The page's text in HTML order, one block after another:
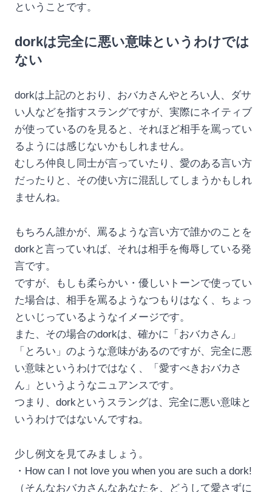
ということです。
dorkは完全に悪い意味というわけでは
ない
dorkは上記のとおり、おバカさんやとろい人、ダサ
い人などを指すスラングですが、実際にネイティブ
が使っているのを見ると、それほど相手を罵ってい
るようには感じないかもしれません。
むしろ仲良し同士が言っていたり、愛のある言い方
だったりと、その使い方に混乱してしまうかもしれ
ませんね。
もちろん誰かが、罵るような言い方で誰かのことを
dorkと言っていれば、それは相手を侮辱している発
言です。
ですが、もしも柔らかい・優しいトーンで使ってい
た場合は、相手を罵るようなつもりはなく、ちょっ
といじっているようなイメージです。
また、その場合のdorkは、確かに「おバカさん」
「とろい」のような意味があるのですが、完全に悪
い意味というわけではなく、「愛すべきおバカさ
ん」というようなニュアンスです。
つまり、dorkというスラングは、完全に悪い意味と
いうわけではないんですね。
少し例文を見てみましょう。
・How can I not love you when you are such a dork!
（そんなおバカさんなあなたを、どうして愛さずに